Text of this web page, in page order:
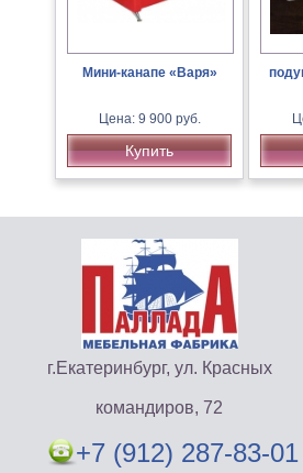
Мини-канапе «Варя»
Цена: 9 900 руб.
Купить
г.Екатеринбург, ул. Красных
командиров, 72
+7 (912) 287-83-01